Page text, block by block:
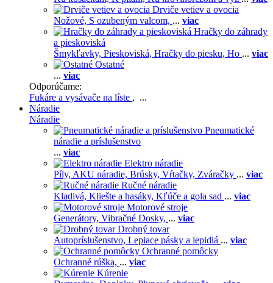
Drviče vetiev a ovocia
Nožové, S ozubeným valcom, ... viac
Hračky do záhrady
a pieskoviská
Šmykľavky, Pieskoviská, Hračky do piesku, Ho ... viac
Ostatné
... viac
Odporúčame:
Fukáre a vysávače na líste , ...
Náradie
Náradie
Pneumatické
náradie a príslušenstvo
... viac
Elektro náradie
Píly, AKU náradie, Brúsky, Vŕtačky, Zváračky ... viac
Ručné náradie
Kladivá, Kliešte a hasáky, Kľúče a gola sad ... viac
Motorové stroje
Generátory, Vibračné Dosky, ... viac
Drobný tovar
Autopríslušenstvo, Lepiace pásky a lepidlá ... viac
Ochranné pomôcky
Ochranné rúška, ... viac
Kúrenie